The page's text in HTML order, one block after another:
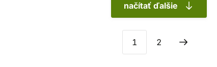
načítať ďalšie
1 2